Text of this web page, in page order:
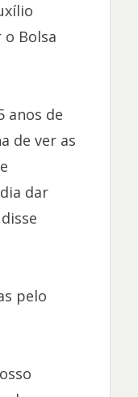
Bolsa
anos de
de ver as
dar
pelo